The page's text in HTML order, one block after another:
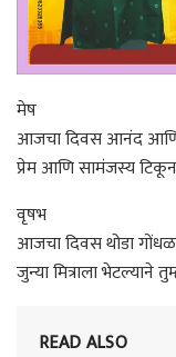
मेष
आजचा दिवस आनंद आणि
प्रेम आणि सामंजस्य टिकून
वृषभ
आजचा दिवस थोडा
जुन्या मित्राला भेटल्याने
READ ALSO